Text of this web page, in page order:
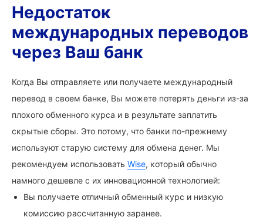
Недостаток
международных переводов
через Ваш банк
Когда Вы отправляете или получаете международный
перевод в своем банке, Вы можете потерять деньги из-за
плохого обменного курса и в результате заплатить
скрытые сборы. Это потому, что банки по-прежнему
используют старую систему для обмена денег. Мы
рекомендуем использовать Wise, который обычно
намного дешевле с их инновационной технологией:
Вы получаете отличный обменный курс и низкую
комиссию рассчитанную заранее.